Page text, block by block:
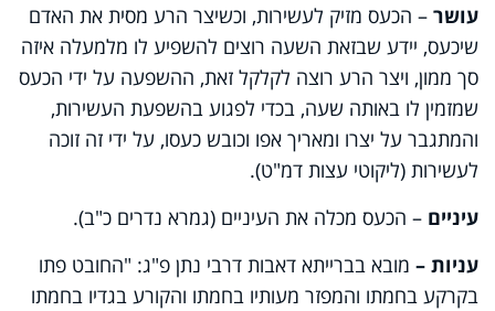
עושר – הכעס מזיק לעשירות, וכשיצר הרע מסית את האדם
שיכעס, יידע שבזאת השעה רוצים להשפיע לו מלמעלה איזה
סך ממון, ויצר הרע רוצה לקלקל זאת, ההשפעה על ידי הכעס
שמזמין לו באותה שעה, בכדי לפגוע בהשפעת העשירות,
והמתגבר על יצרו ומאריך אפו וכובש כעסו, על ידי זה זוכה
לעשירות (ליקוטי עצות דמ"ט).
עיניים – הכעס מכלה את העיניים (גמרא נדרים כ"ב).
עניות – מובא בברייתא דאבות דרבי נתן פ"ג: "החובט פתו
בקרקע בחמתו והמפזר מעותיו בחמתו והקורע בגדיו בחמתו